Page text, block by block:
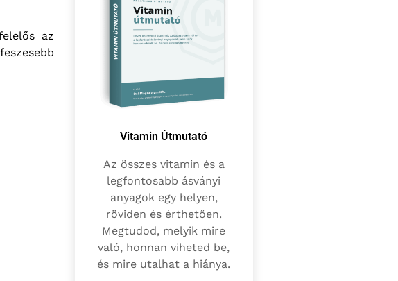
az
Vitamin Útmutató
Az összes vitamin és a
legfontosabb ásványi
anyagok egy helyen,
röviden és érthetően.
Megtudod, melyik mire
való, honnan viheted be,
és mire utalhat a hiánya.